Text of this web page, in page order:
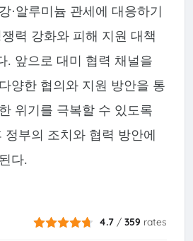
·알루미늄 관세에 대응하기
력 강화와 피해 지원 대책
. 앞으로 대미 협력 채널을
양한 협의와 지원 방안을 통
위기를 극복할 수 있도록
부의 조치와 협력 방안에
다.
4.7 /359 rates